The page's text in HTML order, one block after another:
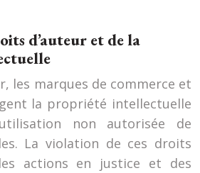
d’auteur et de la
les marques de commerce et
la propriété intellectuelle
non autorisée de
La violation de ces droits
actions en justice et des